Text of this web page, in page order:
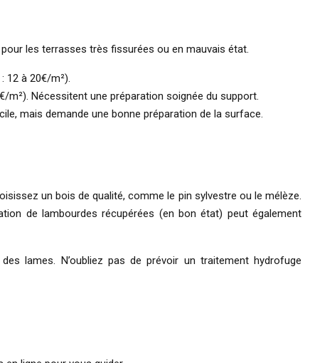
les terrasses très fissurées ou en mauvais état.
12 à 20€/m²).
Nécessitent une préparation soignée du support.
mais demande une bonne préparation de la surface.
un bois de qualité, comme le pin sylvestre ou le mélèze.
de lambourdes récupérées (en bon état) peut également
lames. N’oubliez pas de prévoir un traitement hydrofuge